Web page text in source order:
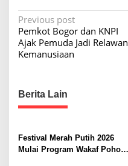
P
o
s
n
a
i
g
Previous post
Pemkot Bogor dan KNPI
Ajak Pemuda Jadi Relawan
Kemanusiaan
Berita Lain
Festival Merah Putih 2026
Mulai Program Wakaf Pohon